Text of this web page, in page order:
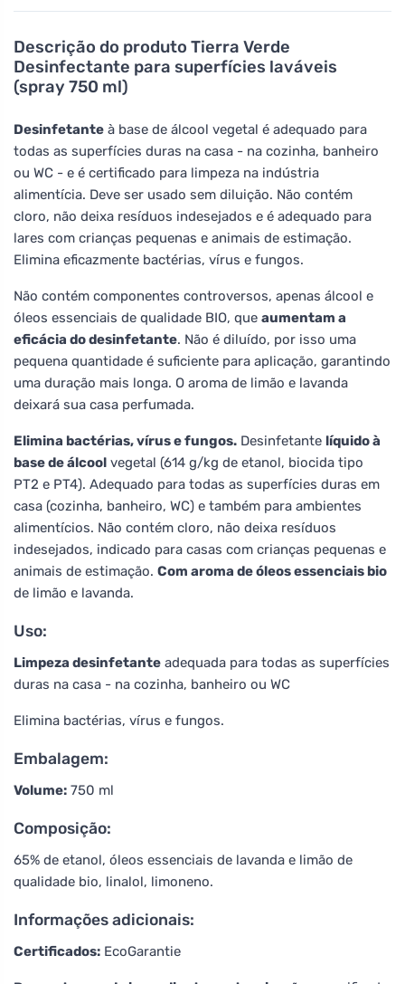
Descrição do produto Tierra Verde
Desinfectante para superfícies laváveis
(spray 750 ml)
Desinfetante à base de álcool vegetal é adequado para
todas as superfícies duras na casa - na cozinha, banheiro
ou WC - e é certificado para limpeza na indústria
alimentícia. Deve ser usado sem diluição. Não contém
cloro, não deixa resíduos indesejados e é adequado para
lares com crianças pequenas e animais de estimação.
Elimina eficazmente bactérias, vírus e fungos.
Não contém componentes controversos, apenas álcool e
óleos essenciais de qualidade BIO, que aumentam a
eficácia do desinfetante. Não é diluído, por isso uma
pequena quantidade é suficiente para aplicação, garantindo
uma duração mais longa. O aroma de limão e lavanda
deixará sua casa perfumada.
Elimina bactérias, vírus e fungos. Desinfetante líquido à
base de álcool vegetal (614 g/kg de etanol, biocida tipo
PT2 e PT4). Adequado para todas as superfícies duras em
casa (cozinha, banheiro, WC) e também para ambientes
alimentícios. Não contém cloro, não deixa resíduos
indesejados, indicado para casas com crianças pequenas e
animais de estimação. Com aroma de óleos essenciais bio
de limão e lavanda.
Uso:
Limpeza desinfetante adequada para todas as superfícies
duras na casa - na cozinha, banheiro ou WC
Elimina bactérias, vírus e fungos.
Embalagem:
Volume: 750 ml
Composição:
65% de etanol, óleos essenciais de lavanda e limão de
qualidade bio, linalol, limoneno.
Informações adicionais:
Certificados: EcoGarantie